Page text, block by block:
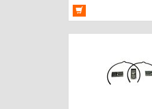
4.2L engine. All
w/ 5.0
CROWN